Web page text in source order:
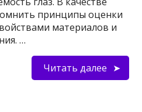
принципы оценки
материалов и
…
Читать далее